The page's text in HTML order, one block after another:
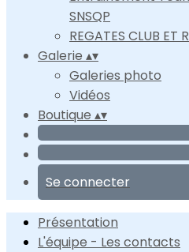
SNSQP
REGATES CLUB ET
Galerie ▴▾
Galeries photo
Vidéos
Boutique ▴▾
Se connecter
Présentation
L'équipe - Les contacts